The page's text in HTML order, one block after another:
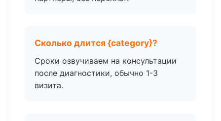
Сколько длится {category}?
Сроки озвучиваем на консультации
после диагностики, обычно 1-3
визита.